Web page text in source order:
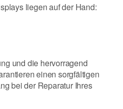
liegen auf der Hand:
und die hervorragend
einen sorgfältigen
bei der Reparatur Ihres